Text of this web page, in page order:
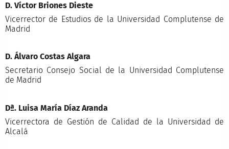
D. Víctor Briones Dieste
Vicerrector de Estudios de la Universidad Complutense de
Madrid
D. Álvaro Costas Algara
Secretario Consejo Social de la Universidad Complutense
de Madrid
Dª. Luisa María Díaz Aranda
Vicerrectora de Gestión de Calidad de la Universidad de
Alcalá